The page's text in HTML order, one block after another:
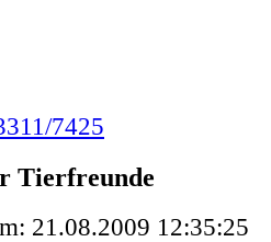
7425
Tierfreunde
21.08.2009 12:35:25